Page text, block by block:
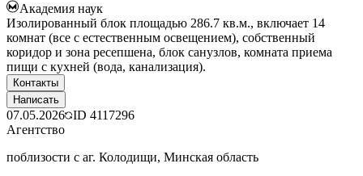
Академия наук
Изолированный блок площадью 286.7 кв.м., включает 14
комнат (все с естественным освещением), собственный
коридор и зона ресепшена, блок санузлов, комната приема
пищи с кухней (вода, канализация).
Контакты
Написать
07.05.2026 ID 4117296
Агентство
поблизости с аг. Колодищи, Минская область